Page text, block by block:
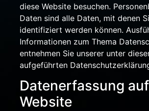
diese Website besuchen.
Daten sind alle Daten, mit denen
identifiziert werden können.
Informationen zum Thema
entnehmen Sie unserer unter
aufgeführten
Datenerfassung
Website